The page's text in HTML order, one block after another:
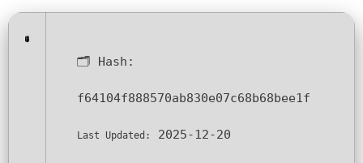
🗂 Hash:
f64104f888570ab830e07c68b68bee1f
Last Updated: 2025-12-20